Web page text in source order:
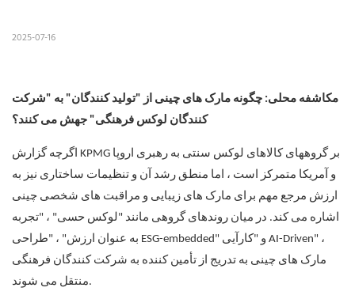
2025-07-16
مکاشفه محلی: چگونه مارک های چینی از "تولید کنندگان" به "شرکت
کنندگان لوکس فرهنگی" جهش می کنند؟
اگرچه گزارش KPMG بر گروههای کالاهای لوکس سنتی به رهبری اروپا
و آمریکا متمرکز است ، اما منطق رشد آن و تنظیمات ساختاری نیز به
ارزش مرجع مهم برای مارک های زیبایی و مراقبت های شخصی چینی
اشاره می کند. در میان روندهای گروهی مانند "لوکس حسی" ، "تجربه
به عنوان ارزش" ، "طراحی ESG-embedded" و "کارآیی AI-Driven" ،
مارک های چینی به تدریج از تأمین کننده به شرکت کنندگان فرهنگی
منتقل می شوند.